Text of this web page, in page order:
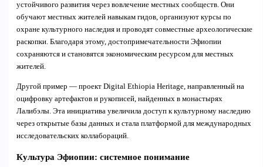
устойчивого развития через вовлечение местных сообществ. Они
обучают местных жителей навыкам гидов, организуют курсы по
охране культурного наследия и проводят совместные археологические
раскопки. Благодаря этому, достопримечательности Эфиопии
сохраняются и становятся экономическим ресурсом для местных
жителей.
Другой пример — проект Digital Ethiopia Heritage, направленный на
оцифровку артефактов и рукописей, найденных в монастырях
Лалибэлы. Эта инициатива увеличила доступ к культурному наследию
через открытые базы данных и стала платформой для международных
исследовательских коллабораций.
Культура Эфиопии: системное понимание